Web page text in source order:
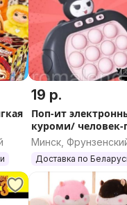
19 р.
Поп-ит
куроми/ человек-
Минск,
Доставка по